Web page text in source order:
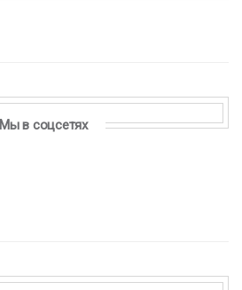
Мы в соцсетях